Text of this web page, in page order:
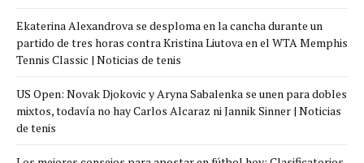
Ekaterina Alexandrova se desploma en la cancha durante un
partido de tres horas contra Kristina Liutova en el WTA Memphis
Tennis Classic | Noticias de tenis
US Open: Novak Djokovic y Aryna Sabalenka se unen para dobles
mixtos, todavía no hay Carlos Alcaraz ni Jannik Sinner | Noticias
de tenis